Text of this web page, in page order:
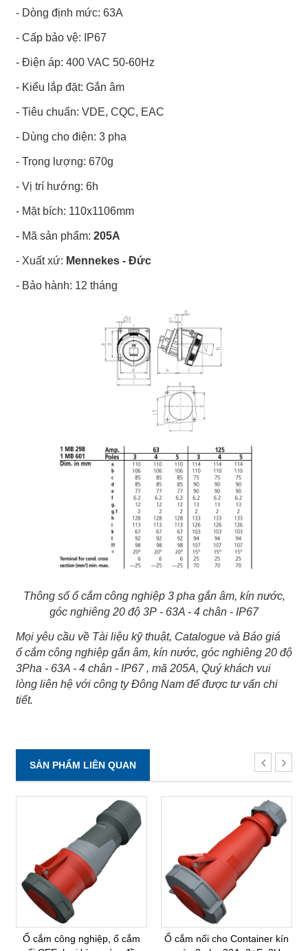
- Dòng định mức: 63A
- Cấp bảo vệ: IP67
- Điện áp: 400 VAC 50-60Hz
- Kiểu lắp đặt: Gắn âm
- Tiêu chuẩn: VDE, CQC, EAC
- Dùng cho điện: 3 pha
- Trọng lượng: 670g
- Vị trí hướng: 6h
- Mặt bích: 110x1106mm
- Mã sản phẩm: 205A
- Xuất xứ: Mennekes - Đức
- Bảo hành: 12 tháng
Thông số ổ cắm công nghiệp 3 pha gắn âm, kín nước,
góc nghiêng 20 độ 3P - 63A - 4 chân - IP67
Mọi yêu cầu về Tài liệu kỹ thuật, Catalogue và Báo giá
ổ cắm công nghiệp gắn âm, kín nước, góc nghiêng 20 độ
3Pha - 63A - 4 chân - IP67 , mã 205A, Quý khách vui
lòng liên hệ với công ty Đông Nam để được tư vấn chi
tiết.
SẢN PHẨM LIÊN QUAN
Ổ cắm công nghiệp, ổ cắm
Ổ cắm nối cho Container kín